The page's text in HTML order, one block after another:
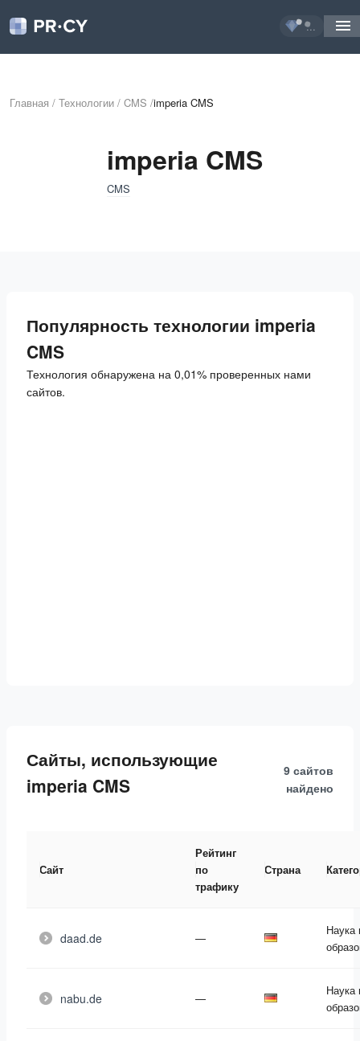
...
Главная / Технологии / CMS /imperia CMS
imperia CMS
CMS
Популярность технологии imperia
CMS
Технология обнаружена на 0,01% проверенных нами
сайтов.
Сайты, использующие
imperia CMS
9 сайтов
найдено
Сайт
Рейтинг
по
трафику
Страна
daad.de —
Наука
nabu.de —
Наука